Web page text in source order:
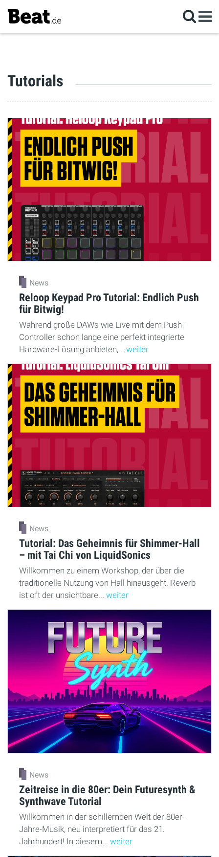
Tutorials
News
Reloop Keypad Pro Tutorial: Endlich Push
für Bitwig!
Während große DAWs wie Live mit dem Push-
Controller schon lange eine perfekt integrierte
Hardware-Lösung anbieten,... weiter
News
Tutorial: Das Geheimnis für Shimmer-Hall
– mit Tai Chi von LiquidSonics
Willkommen zu einem Workshop, der über die
traditionelle Nutzung von Hall hinausgeht. Reverb
ist oft der unsichtbare... weiter
News
Zeitreise in die 80er: Dein Futuresynth &
Synthwave Tutorial
Willkommen in der schillernden Welt der 80er-
Jahre-Musik, neu interpretiert für das 21.
Jahrhundert! In diesem... weiter